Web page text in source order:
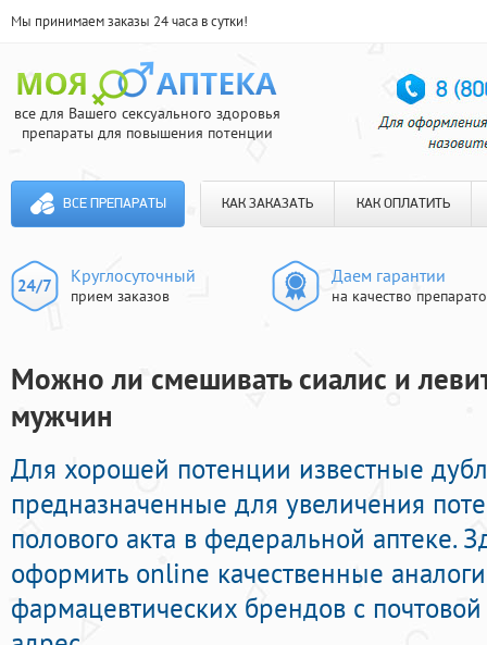
Мы принимаем заказы 24 часа в сутки!
все для Вашего сексуального здоровья
препараты для повышения потенции
ВСЕ ПРЕПАРАТЫ КАК ЗАКАЗАТЬ КАК ОПЛАТИТЬ
Круглосуточный
прием заказов
Даем гарантии
на качество
Можно ли смешивать сиалис и
мужчин
Для хорошей потенции известные
предназначенные для увеличения
полового акта в федеральной аптеке.
оформить online качественные
фармацевтических брендов с